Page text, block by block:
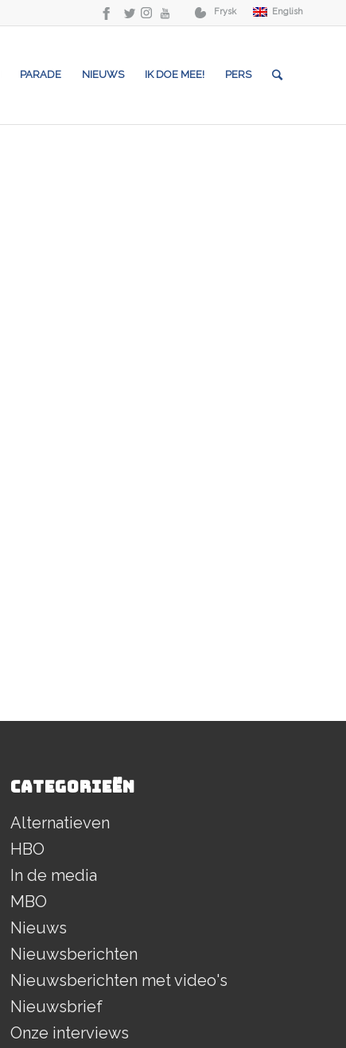
Frysk English
PARADE NIEUWS IK DOE MEE! PERS
CATEGORIEËN
Alternatieven
HBO
In de media
MBO
Nieuws
Nieuwsberichten
Nieuwsberichten met video's
Nieuwsbrief
Onze interviews